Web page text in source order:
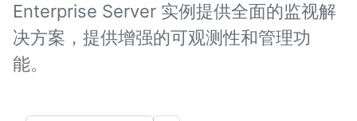
Enterprise Server 实例提供全面的监视解
决方案，提供增强的可观测性和管理功
能。